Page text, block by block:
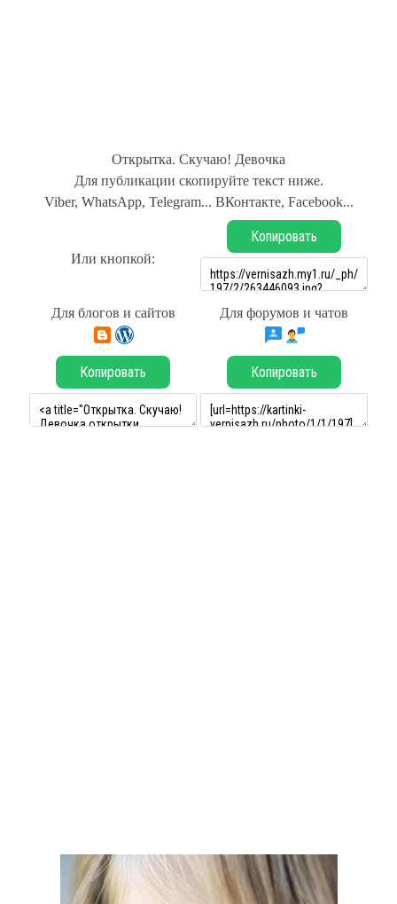
Открытка. Скучаю! Девочка
Для публикации скопируйте текст ниже.
Viber, WhatsApp, Telegram... ВКонтакте, Facebook...
Или кнопкой:
Копировать
Для блогов и сайтов Для форумов и чатов
Копировать Копировать